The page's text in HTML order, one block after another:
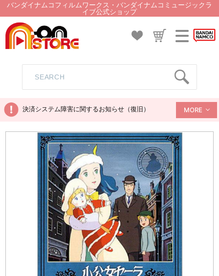
バンダイナムコフィルムワークス・バンダイナムコミュージックラ
イブ公式ショップ
決済システム障害に関するお知らせ（復旧） MORE